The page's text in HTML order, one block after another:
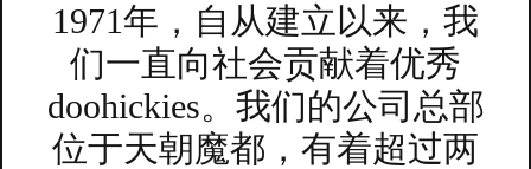
1971年，自从建立以来，我
们一直向社会贡献着优秀
doohickies。我们的公司总部
位于天朝魔都，有着超过两